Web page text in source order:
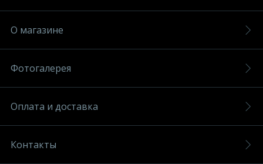
О магазине
Фотогалерея
Оплата и доставка
Контакты